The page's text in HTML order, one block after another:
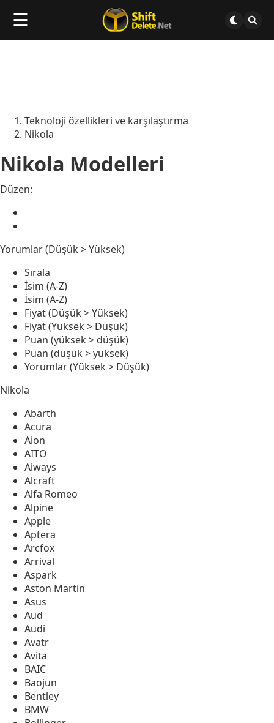
☰
Teknoloji özellikleri ve karşılaştırma
Nikola
Nikola Modelleri
Düzen:
Yorumlar (Düşük > Yüksek)
Sırala
İsim (A-Z)
İsim (A-Z)
Fiyat (Düşük > Yüksek)
Fiyat (Yüksek > Düşük)
Puan (yüksek > düşük)
Puan (düşük > yüksek)
Yorumlar (Yüksek > Düşük)
Nikola
Abarth
Acura
Aion
AITO
Aiways
Alcraft
Alfa Romeo
Alpine
Apple
Aptera
Arcfox
Arrival
Aspark
Aston Martin
Asus
Aud
Audi
Avatr
Avita
BAIC
Baojun
Bentley
BMW